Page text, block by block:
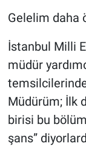
Gelelim daha
İstanbul Milli
müdür
Müdürüm; İlk
birisi bu
şans”